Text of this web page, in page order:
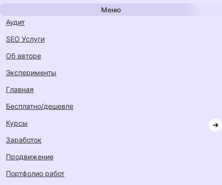
Меню
Аудит
SEO Услуги
Об авторе
Эксперименты
Главная
Бесплатно/дешевле
Курсы
Заработок
Продвижение
Портфолио работ